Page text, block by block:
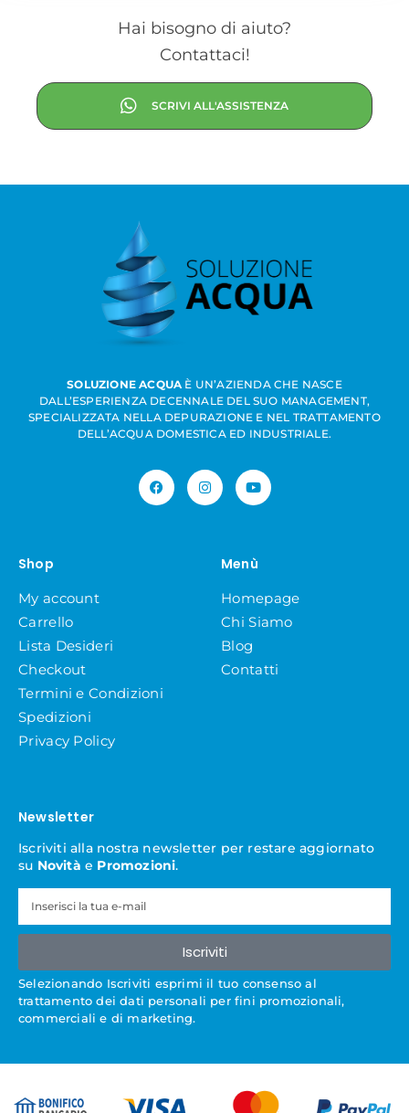
Hai bisogno di aiuto?
Contattaci!
SCRIVI ALL'ASSISTENZA
SOLUZIONE ACQUA È UN’AZIENDA CHE NASCE
DALL’ESPERIENZA DECENNALE DEL SUO MANAGEMENT,
SPECIALIZZATA NELLA DEPURAZIONE E NEL TRATTAMENTO
DELL’ACQUA DOMESTICA ED INDUSTRIALE.
Shop
My account
Carrello
Lista Desideri
Checkout
Termini e Condizioni
Spedizioni
Privacy Policy
Menù
Homepage
Chi Siamo
Blog
Contatti
Newsletter
Iscriviti alla nostra newsletter per restare aggiornato
su Novità e Promozioni.
Iscriviti
Selezionando Iscriviti esprimi il tuo consenso al
trattamento dei dati personali per fini promozionali,
commerciali e di marketing.